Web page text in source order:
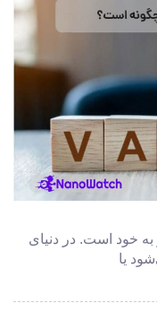
خود است. در دنیای
یا